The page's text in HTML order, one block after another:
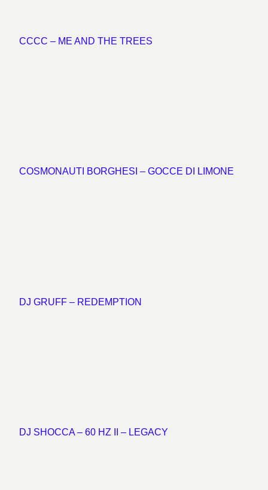
CCCC – ME AND THE TREES
COSMONAUTI BORGHESI – GOCCE DI LIMONE
DJ GRUFF – REDEMPTION
DJ SHOCCA – 60 HZ II – LEGACY